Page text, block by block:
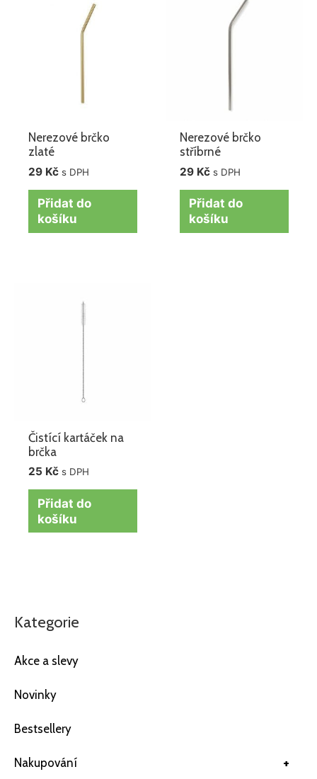
Kategorie
Akce a slevy
Novinky
Bestsellery
+
Nakupování
Nerezové brčko
zlaté
29 Kč s DPH
Přidat do
košíku
Nerezové brčko
stříbrné
29 Kč s DPH
Přidat do
košíku
Čistící kartáček na
brčka
25 Kč s DPH
Přidat do
košíku